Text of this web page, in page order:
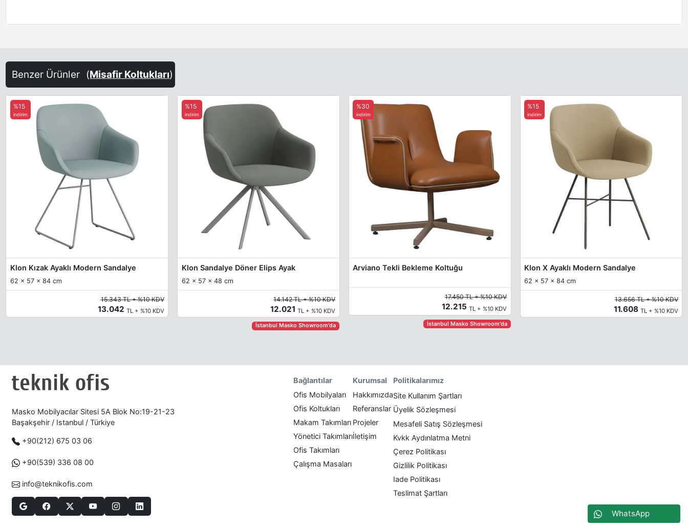
Benzer Ürünler (Misafir Koltukları)
Klon Kızak Ayaklı Modern Sandalye
62 x 57 x 84 cm
%15
indirim
15.343 TL + %10 KDV
13.042 TL + %10 KDV
Klon Sandalye Döner Elips Ayak
62 x 57 x 48 cm
%15
indirim
14.142 TL + %10 KDV
12.021TL + %10 KDV
İstanbul Masko Showroom'da
Arviano Tekli Bekleme Koltuğu
%30
indirim
17.450 TL + %10 KDV
12.215TL + %10 KDV
İstanbul Masko Showroom'da
Klon X Ayaklı Modern Sandalye
62 x 57 x 84 cm
%15
indirim
13.656 TL + %10 KDV
11.608 TL + %10 KDV
WhatsApp
Masko Mobilyacılar Sitesi 5A Blok No:19-21-23
Başakşehir / Istanbul / Türkiye
+90(212) 675 03 06
+90(539) 336 08 00
info@teknikofis.com
Bağlantılar
Ofis Mobilyaları
Ofis Koltukları
Makam Takımları
Yönetici Takımları
Ofis Takımları
Çalışma Masaları
Kurumsal
Hakkımızda
Referanslar
Projeler
İletişim
Politikalarımız
Site Kullanım Şartları
Üyelik Sözleşmesi
Mesafeli Satış Sözleşmesi
Kvkk Aydınlatma Metni
Çerez Politikası
Gizlilik Politikası
Iade Politikası
Teslimat Şartları